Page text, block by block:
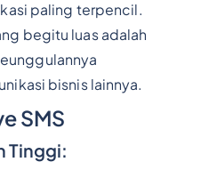
paling terpencil.
begitu luas adalah
bisnis lainnya.
SMS
Tinggi: